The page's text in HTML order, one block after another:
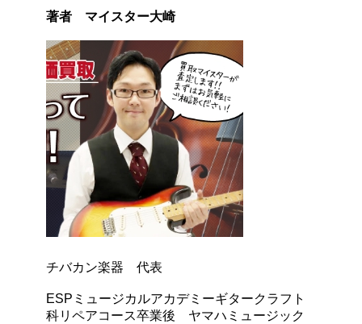
著者 マイスター大崎
チバカン楽器 代表
ESPミュージカルアカデミーギタークラフト
科リペアコース卒業後 ヤマハミュージック